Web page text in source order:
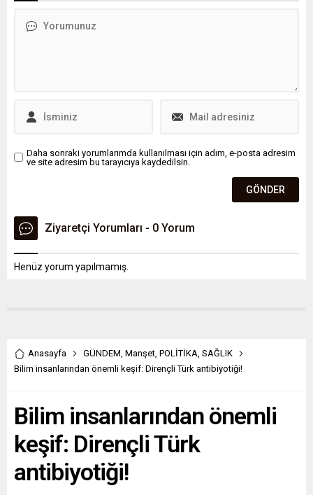
iradesine sahip çıkılması
Daha sonraki yorumlarımda kullanılması için adım, e-posta adresim
ve site adresim bu tarayıcıya kaydedilsin.
Ziyaretçi Yorumları - 0 Yorum
Henüz yorum yapılmamış.
Anasayfa GÜNDEM Manşet POLİTİKA SAĞLIK
Bilim insanlarından önemli keşif: Dirençli Türk antibiyotiği!
Bilim insanlarından önemli
keşif: Dirençli Türk
antibiyotiği!